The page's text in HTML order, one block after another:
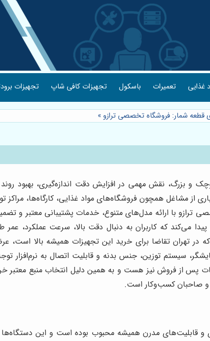
غذایی تعمیرات باسکول تجهیزات کافی شاپ تجهیزات
قطعه شمار: فروشگاه تخصصی ترازو »
و بزرگ، نقش مهمی در افزایش دقت اندازه‌گیری، بهبود
از مشاغل همچون فروشگاه‌های مواد غذایی، کارگاه‌ها،
با ارائه مدل‌های متنوع، خدمات پشتیبانی معتبر و
می‌کند که کاربران به دنبال دقت بالا، سرعت عملکرد، عمر
تهران تقاضا برای خرید این تجهیزات همیشه بالا است،
سیستم توزین، جنس بدنه و قابلیت اتصال به نرم‌افزار
پس از فروش نیز هست و به همین دلیل انتخاب منبع معتبر
و صاحبان کسب‌وکار است.
و قابلیت‌های مدرن همیشه محبوب بوده است و این دستگاه‌ها